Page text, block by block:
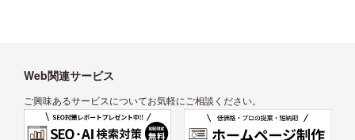
Web関連サービス
ご興味あるサービスについてお気軽にご相談ください。